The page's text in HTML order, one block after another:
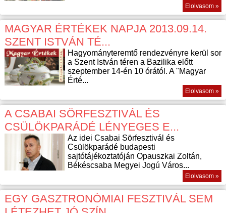
Elolvasom »
MAGYAR ÉRTÉKEK NAPJA 2013.09.14.
SZENT ISTVÁN TÉ...
Hagyományteremtő rendezvényre kerül sor
a Szent István téren a Bazilika előtt
szeptember 14-én 10 órától. A "Magyar
Érté...
Elolvasom »
A CSABAI SÖRFESZTIVÁL ÉS
CSÜLÖKPARÁDÉ LÉNYEGES E...
Az idei Csabai Sörfesztivál és
Csülökparádé budapesti
sajtótájékoztatóján Opauszkai Zoltán,
Békéscsaba Megyei Jogú Város...
Elolvasom »
EGY GASZTRONÓMIAI FESZTIVÁL SEM